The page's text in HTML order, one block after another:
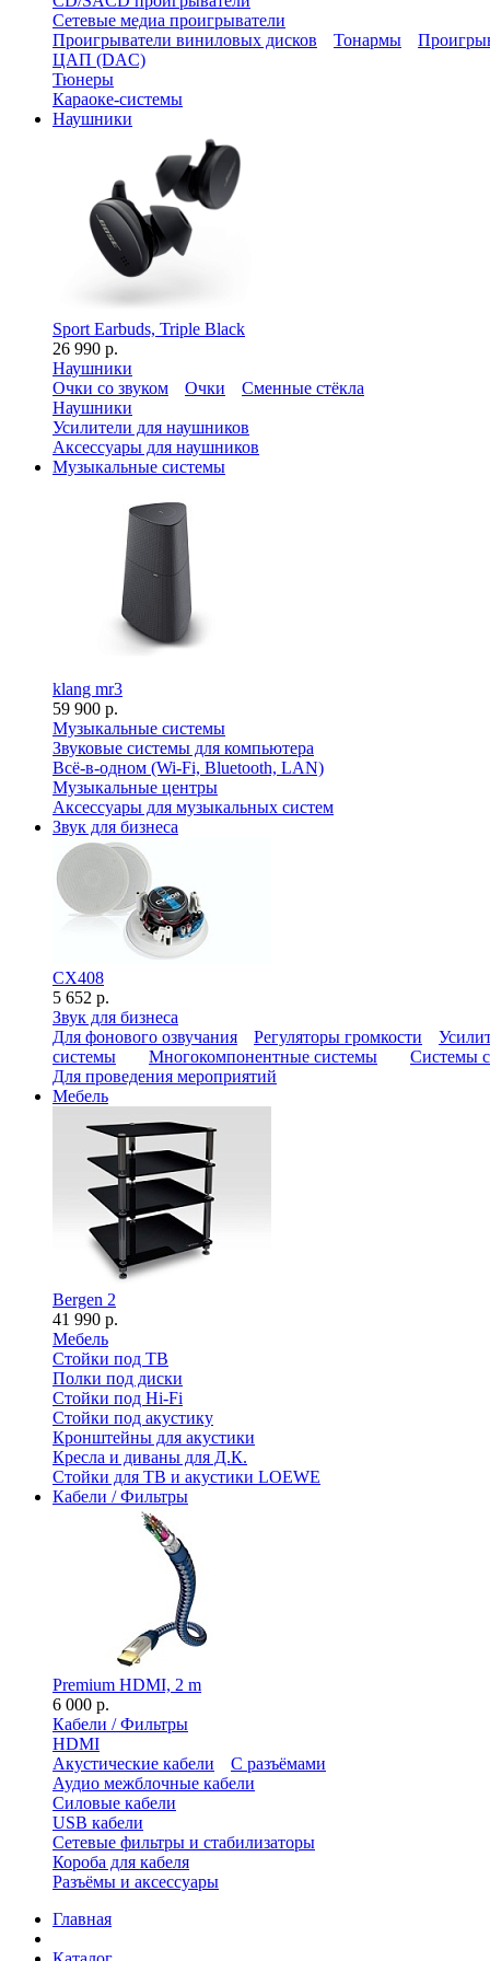
Сетевые медиа проигрыватели
Проигрыватели виниловых дисков
Тонармы
ЦАП (DAC)
Тюнеры
Караоке-системы
Наушники
Sport Earbuds, Triple Black
26 990 р.
Наушники
Очки со звуком
Очки
Сменные стёкла
Наушники
Усилители для наушников
Аксессуары для наушников
Музыкальные системы
klang mr3
59 900 р.
Музыкальные системы
Звуковые системы для компьютера
Всё-в-одном (Wi-Fi, Bluetooth, LAN)
Музыкальные центры
Аксессуары для музыкальных систем
Звук для бизнеса
CX408
5 652 р.
Звук для бизнеса
Для фонового озвучания
Регуляторы громкости
системы
Многокомпонентные системы
Системы
Для проведения мероприятий
Мебель
Bergen 2
41 990 р.
Мебель
Стойки под ТВ
Полки под диски
Стойки под Hi-Fi
Стойки под акустику
Кронштейны для акустики
Кресла и диваны для Д.К.
Стойки для ТВ и акустики LOEWE
Кабели / Фильтры
Premium HDMI, 2 m
6 000 р.
Кабели / Фильтры
HDMI
Акустические кабели
С разъёмами
Аудио межблочные кабели
Силовые кабели
USB кабели
Сетевые фильтры и стабилизаторы
Короба для кабеля
Разъёмы и аксессуары
Главная